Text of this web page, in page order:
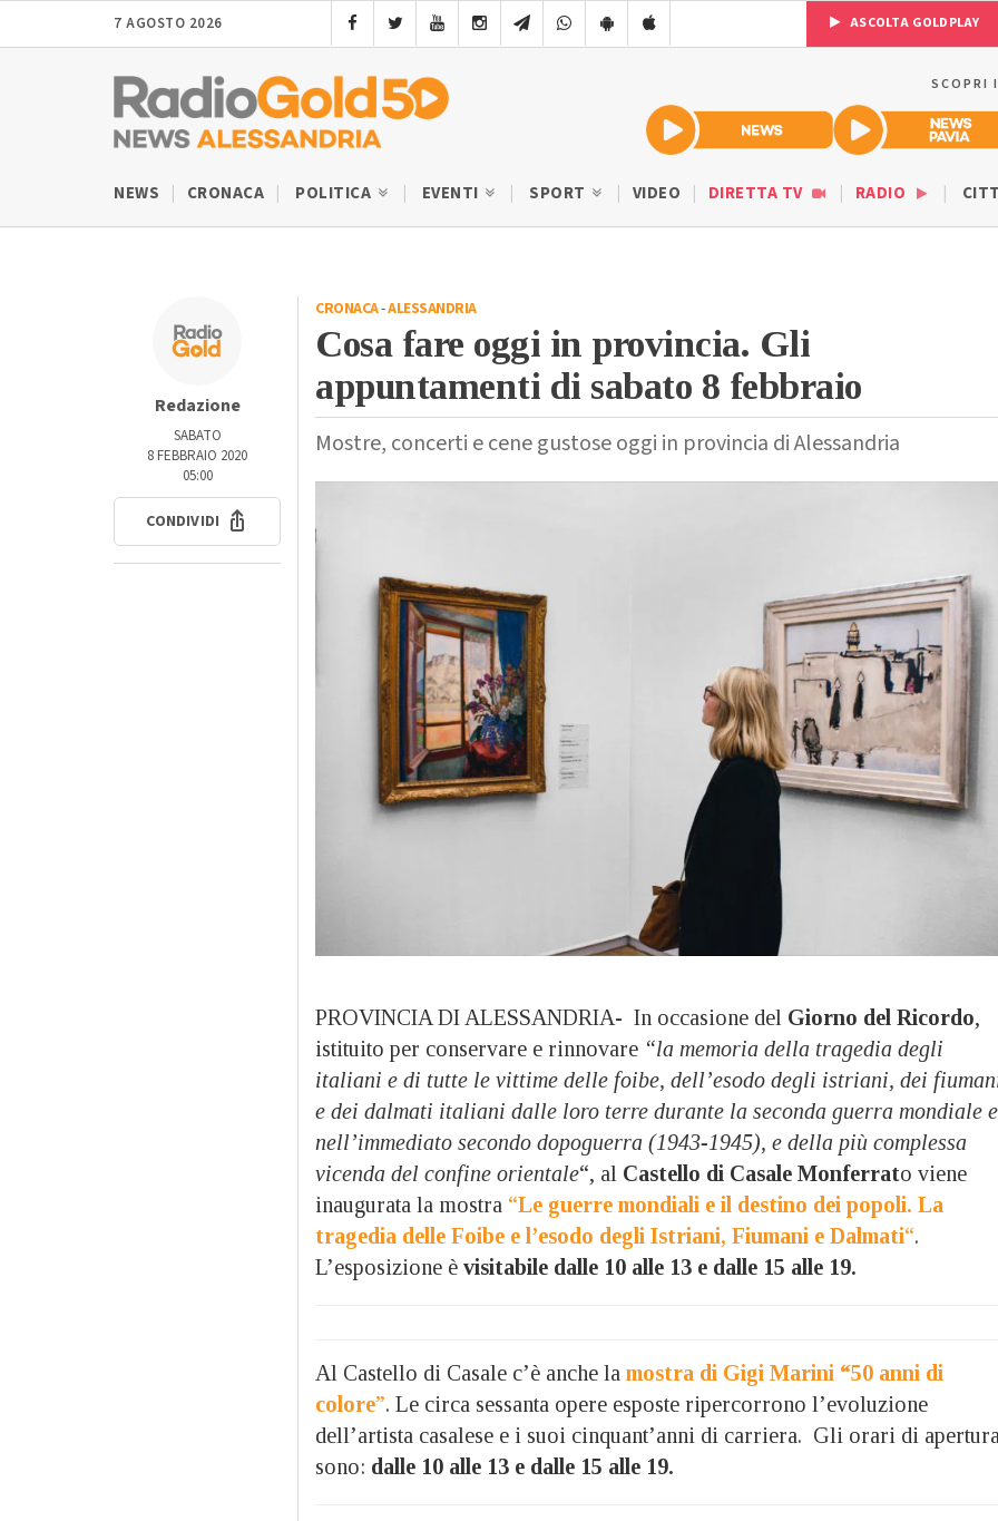
7 AGOSTO 2026 ASCOLTA GOLDPLAY
SCOPRI
NEWS CRONACA POLITICA EVENTI SPORT VIDEO DIRETTA TV RADIO
Redazione
SABATO
8 FEBBRAIO 2020
05:00
CONDIVIDI
CRONACA-ALESSANDRIA
Cosa fare oggi in provincia. Gli
appuntamenti di sabato 8 febbraio
Mostre, concerti e cene gustose oggi in provincia di Alessandria
PROVINCIA DI ALESSANDRIA- In occasione del Giorno del Ricordo,
istituito per conservare e rinnovare “la memoria della tragedia degli
italiani e di tutte le vittime delle foibe, dell’esodo degli istriani, dei
e dei dalmati italiani dalle loro terre durante la seconda guerra mondiale e
nell’immediato secondo dopoguerra (1943-1945), e della più complessa
vicenda del confine orientale“, al Castello di Casale Monferrato viene
inaugurata la mostra “Le guerre mondiali e il destino dei popoli. La
tragedia delle Foibe e l’esodo degli Istriani, Fiumani e Dalmati“.
L’esposizione è visitabile dalle 10 alle 13 e dalle 15 alle 19.
Al Castello di Casale c’è anche la mostra di Gigi Marini “50 anni di
colore”. Le circa sessanta opere esposte ripercorrono l’evoluzione
dell’artista casalese e i suoi cinquant’anni di carriera. Gli orari di
sono: dalle 10 alle 13 e dalle 15 alle 19.